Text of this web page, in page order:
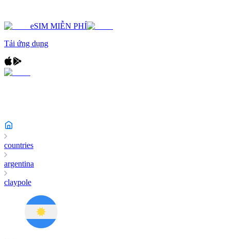
eSIM MIỄN PHÍ
Tải ứng dụng
countries
argentina
claypole